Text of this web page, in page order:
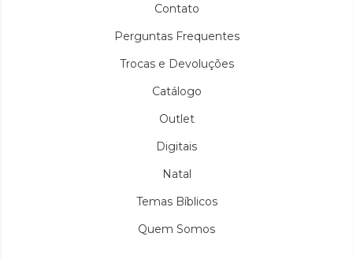
Contato
Perguntas Frequentes
Trocas e Devoluções
Catálogo
Outlet
Digitais
Natal
Temas Bíblicos
Quem Somos